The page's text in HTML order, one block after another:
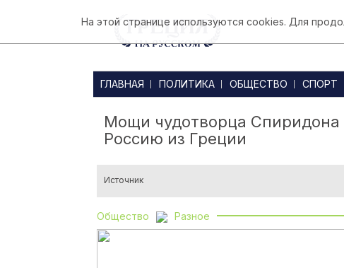
ГЛАВНАЯ ПОЛИТИКА ОБЩЕСТВО СПОРТ
Мощи чудотворца Спиридона
Россию из Греции
Источник
Общество Разное
На этой странице используются cookies. Для